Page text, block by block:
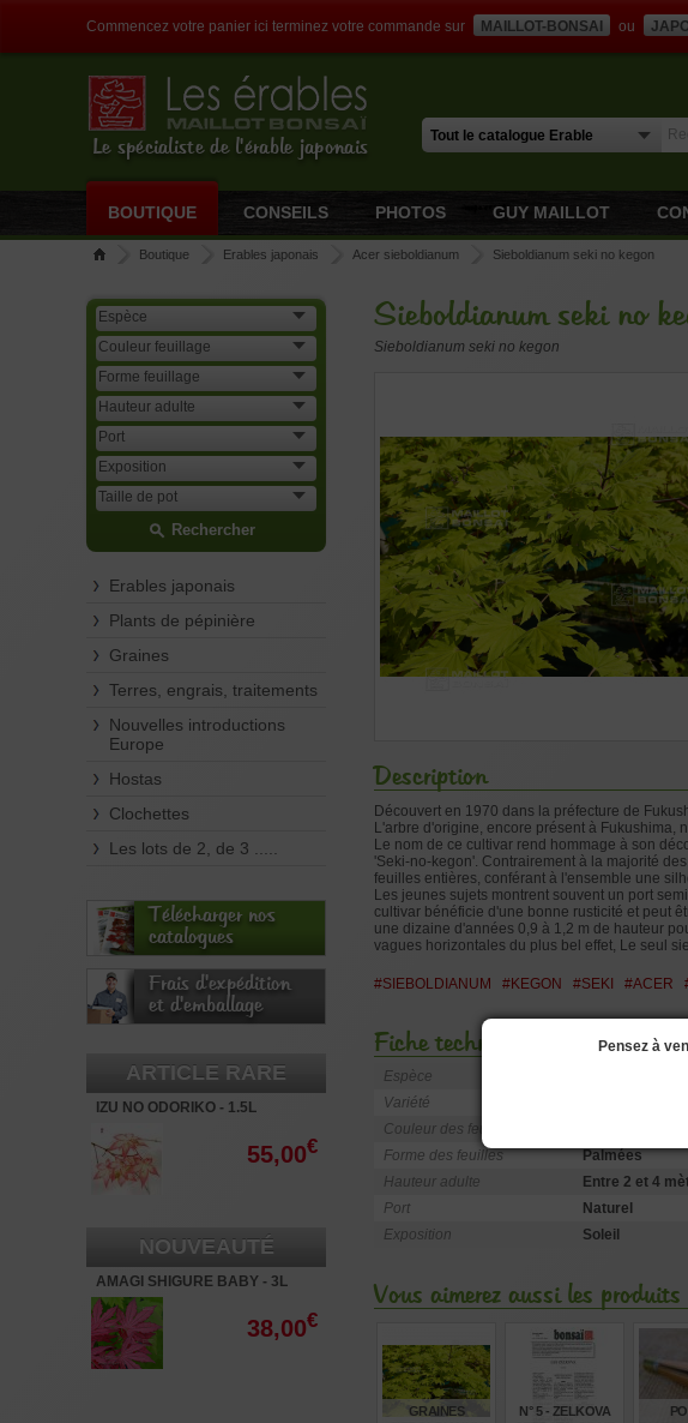
Commencez votre panier ici terminez votre commande sur MAILLOT-BONSAI ou
Le spécialiste de l'érable japonais
BOUTIQUE CONSEILS PHOTOS GUY MAILLOT
Boutique Erables japonais Acer sieboldianum Sieboldianum seki no kegon
Rechercher
Erables japonais
Plants de pépinière
Graines
Terres, engrais, traitements
Nouvelles introductions
Europe
Hostas
Clochettes
Les lots de 2, de 3 .....
Télécharger nos
catalogues
Frais d'expédition
et d'emballage
ARTICLE RARE
IZU NO ODORIKO - 1.5L
55,00€
NOUVEAUTÉ
AMAGI SHIGURE BABY - 3L
38,00€
Sieboldianum seki no
Sieboldianum seki no kegon
Description
Découvert en 1970 dans la préfecture de
L'arbre d'origine, encore présent à Fukushima,
Le nom de ce cultivar rend hommage à son
'Seki-no-kegon'. Contrairement à la majorité
feuilles entières, conférant à l'ensemble une
Les jeunes sujets montrent souvent un port
cultivar bénéficie d'une bonne rusticité et peut
une dizaine d'années 0,9 à 1,2 m de hauteur
vagues horizontales du plus bel effet, Le seul
#SIEBOLDIANUM #KEGON #SEKI #ACER
Fiche technique
Espèce
Variété
Couleur des feuilles
Forme des feuilles
Palmées
Hauteur adulte
Entre 2 et 4
Port
Naturel
Exposition
Soleil
Vous aimerez aussi les produits
GRAINES
N° 5 - ZELKOVA
Pensez à